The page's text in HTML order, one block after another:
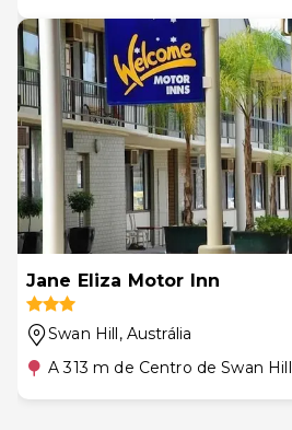
Jane Eliza Motor Inn
Swan Hill, Austrália
A 313 m de Centro de Swan Hill